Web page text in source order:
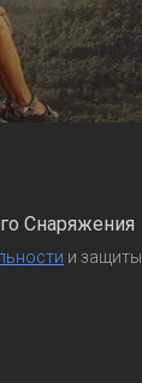
Снаряжения
и защиты